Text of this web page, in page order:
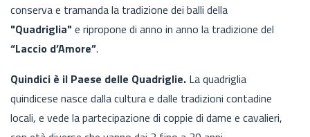
conserva e tramanda la tradizione dei balli della
"Quadriglia" e ripropone di anno in anno la tradizione del
“Laccio d’Amore”.
Quindici è il Paese delle Quadriglie. La quadriglia
quindicese nasce dalla cultura e dalle tradizioni contadine
locali, e vede la partecipazione di coppie di dame e cavalieri,